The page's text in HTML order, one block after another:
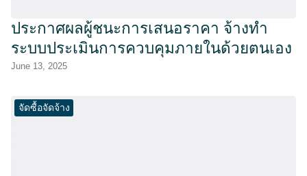
ประกาศผลผู้ชนะการเสนอราคา จ้างทำ
ระบบประเมินการควบคุมภายในด้วยตนเอง
June 13, 2025
จัดซื้อจัดจ้าง